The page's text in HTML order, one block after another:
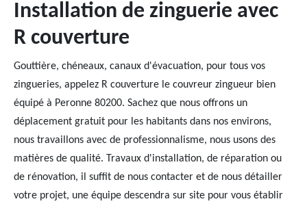
Installation de zinguerie avec
R couverture
Gouttière, chéneaux, canaux d'évacuation, pour tous vos
zingueries, appelez R couverture le couvreur zingueur bien
équipé à Peronne 80200. Sachez que nous offrons un
déplacement gratuit pour les habitants dans nos environs,
nous travaillons avec de professionnalisme, nous usons des
matières de qualité. Travaux d'installation, de réparation ou
de rénovation, il suffit de nous contacter et de nous détailler
votre projet, une équipe descendra sur site pour vous établir